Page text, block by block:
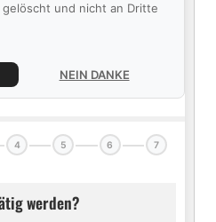
gelöscht und nicht an Dritte
NEIN DANKE
4 5 6 7
werden?